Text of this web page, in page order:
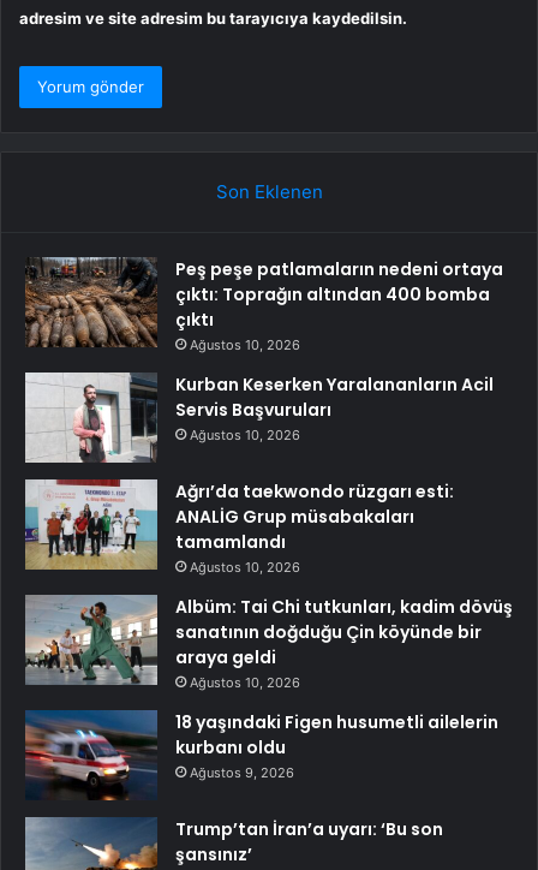
adresim ve site adresim bu tarayıcıya kaydedilsin.
Son Eklenen
Peş peşe patlamaların nedeni ortaya
çıktı: Toprağın altından 400 bomba
çıktı
Ağustos 10, 2026
Kurban Keserken Yaralananların Acil
Servis Başvuruları
Ağustos 10, 2026
Ağrı’da taekwondo rüzgarı esti:
ANALİG Grup müsabakaları
tamamlandı
Ağustos 10, 2026
Albüm: Tai Chi tutkunları, kadim dövüş
sanatının doğduğu Çin köyünde bir
araya geldi
Ağustos 10, 2026
18 yaşındaki Figen husumetli ailelerin
kurbanı oldu
Ağustos 9, 2026
Trump’tan İran’a uyarı: ‘Bu son
şansınız’